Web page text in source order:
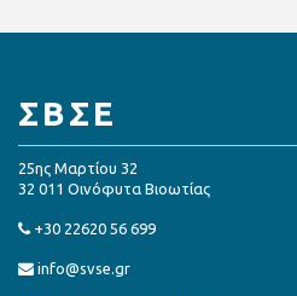
ΣΒΣΕ
25ης Μαρτίου 32
32 011 Οινόφυτα Βιοωτίας
+30 22620 56 699
info@svse.gr